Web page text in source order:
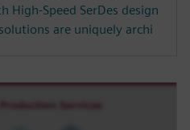
High-Speed SerDes design
are uniquely archi